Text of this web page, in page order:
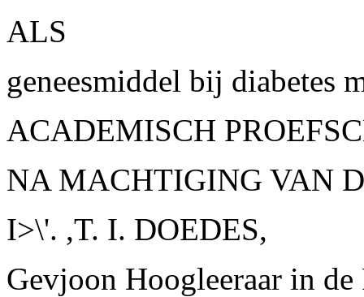
ALS
geneesmiddel bij diabetes
ACADEMISCH
NA MACHTIGING VAN
I>\'. ,T. I. DOEDES,
Gevjoon Hoogleeraar in